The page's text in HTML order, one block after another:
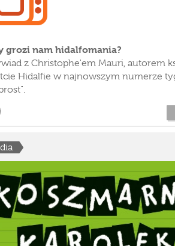
grozi nam hidalfomania?
z Christophe'em Mauri, autorem
Hidalfie w najnowszym numerze